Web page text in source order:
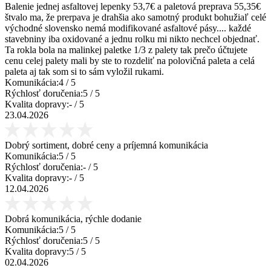
Balenie jednej asfaltovej lepenky 53,7€ a paletová preprava 55,35€
štvalo ma, že prerpava je drahšia ako samotný produkt bohužiaľ celé
východné slovensko nemá modifikované asfaltové pásy.... každé
stavebniny iba oxidované a jednu rolku mi nikto nechcel objednať.
Ta rokla bola na malinkej paletke 1/3 z palety tak prečo účtujete
cenu celej palety mali by ste to rozdeliť na polovičná paleta a celá
paleta aj tak som si to sám vyložil rukami.
Komunikácia:4 / 5
Rýchlosť doručenia:5 / 5
Kvalita dopravy:- / 5
23.04.2026
Dobrý sortiment, dobré ceny a príjemná komunikácia
Komunikácia:5 / 5
Rýchlosť doručenia:- / 5
Kvalita dopravy:- / 5
12.04.2026
Dobrá komunikácia, rýchle dodanie
Komunikácia:5 / 5
Rýchlosť doručenia:5 / 5
Kvalita dopravy:5 / 5
02.04.2026